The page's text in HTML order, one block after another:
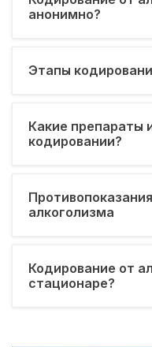
анонимно?
Этапы
Какие препараты
кодировании?
алкоголизма
Кодирование от
стационаре?